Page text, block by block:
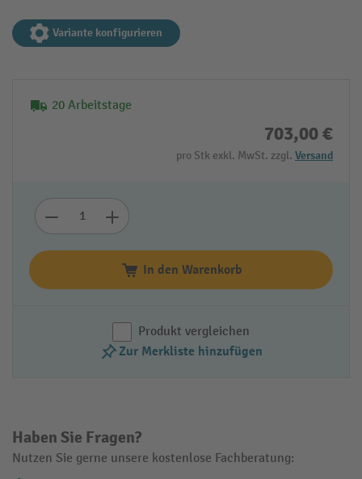
Variante konfigurieren
20 Arbeitstage
703,00 €
pro Stk exkl. MwSt. zzgl. Versand
In den Warenkorb
Produkt vergleichen
Zur Merkliste hinzufügen
Haben Sie Fragen?
Nutzen Sie gerne unsere kostenlose Fachberatung: